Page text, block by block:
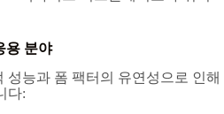
용 분야
성능과 폼 팩터의 유연성으로 인해
다: